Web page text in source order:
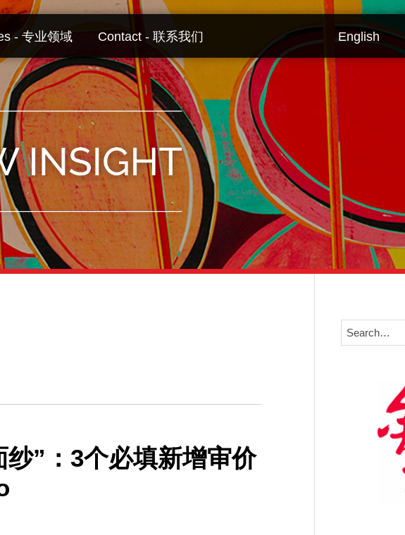
- 专业领域 Contact - 联系我们 English
”：3个必填新增审价
Search…